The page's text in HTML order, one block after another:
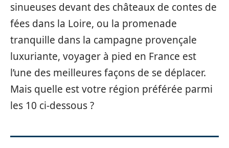
sinueuses devant des châteaux de contes de
fées dans la Loire, ou la promenade
tranquille dans la campagne provençale
luxuriante, voyager à pied en France est
l’une des meilleures façons de se déplacer.
Mais quelle est votre région préférée parmi
les 10 ci-dessous ?